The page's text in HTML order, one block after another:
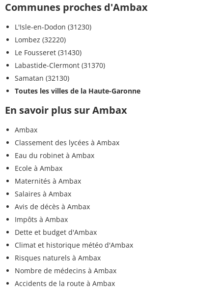
Communes proches d'Ambax
L'Isle-en-Dodon (31230)
Lombez (32220)
Le Fousseret (31430)
Labastide-Clermont (31370)
Samatan (32130)
Toutes les villes de la Haute-Garonne
En savoir plus sur Ambax
Ambax
Classement des lycées à Ambax
Eau du robinet à Ambax
Ecole à Ambax
Maternités à Ambax
Salaires à Ambax
Avis de décès à Ambax
Impôts à Ambax
Dette et budget d'Ambax
Climat et historique météo d'Ambax
Risques naturels à Ambax
Nombre de médecins à Ambax
Accidents de la route à Ambax